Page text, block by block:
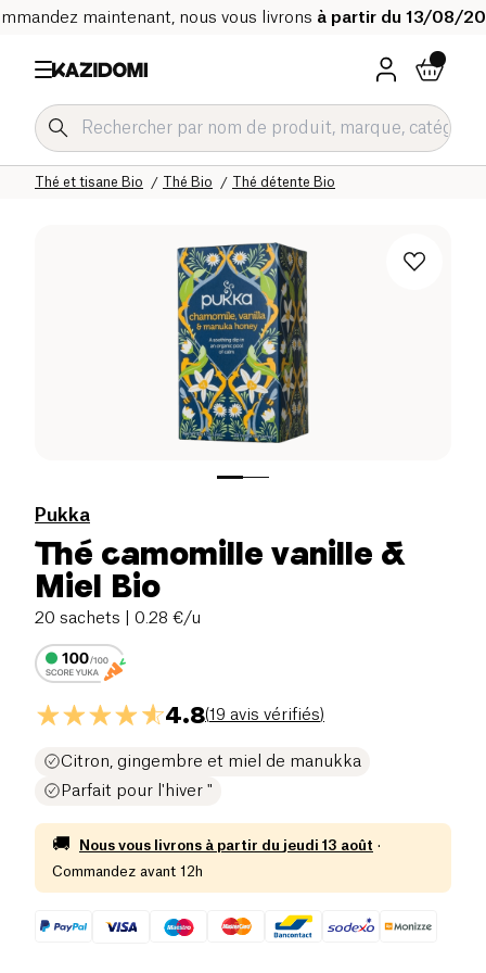
maintenant, nous vous livrons à partir du 13/08/
Thé détente Bio
Thé Bio
Thé et tisane Bio
Boissons Bio
Notre catalogue bio
Accueil
Pukka
Thé camomille vanille &
Miel Bio
20 sachets | 0.28 €/u
4.8(19 avis vérifiés)
Citron, gingembre et miel de manukka
Parfait pour l'hiver "
🚚 Nous vous livrons à partir du jeudi 13 août ·
Commandez avant 12h